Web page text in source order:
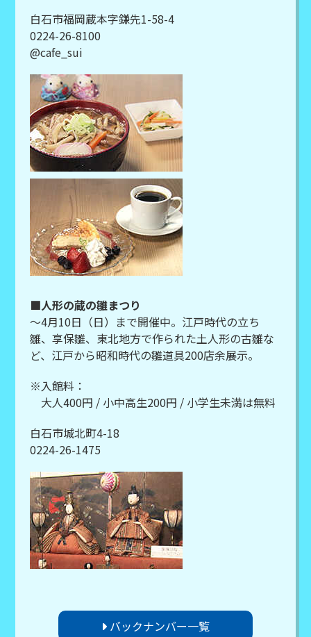
白石市福岡蔵本字鎌先1-58-4
0224-26-8100
@cafe_sui
■人形の蔵の雛まつり
～4月10日（日）まで開催中。江戸時代の立ち
雛、享保雛、東北地方で作られた土人形の古雛な
ど、江戸から昭和時代の雛道具200店余展示。
※入館料：
大人400円 / 小中高生200円 / 小学生未満は無料
白石市城北町4-18
0224-26-1475
バックナンバー一覧